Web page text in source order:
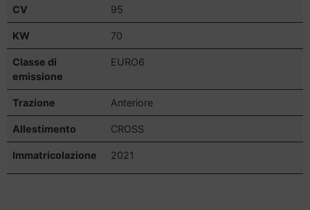
CV 95
KW 70
Classe di
emissione
EURO6
Trazione Anteriore
Allestimento CROSS
Immatricolazione 2021